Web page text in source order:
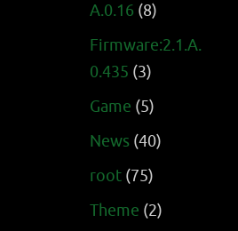
A.0.16 (8)
Firmware:2.1.A.
0.435 (3)
Game (5)
News (40)
root (75)
Theme (2)